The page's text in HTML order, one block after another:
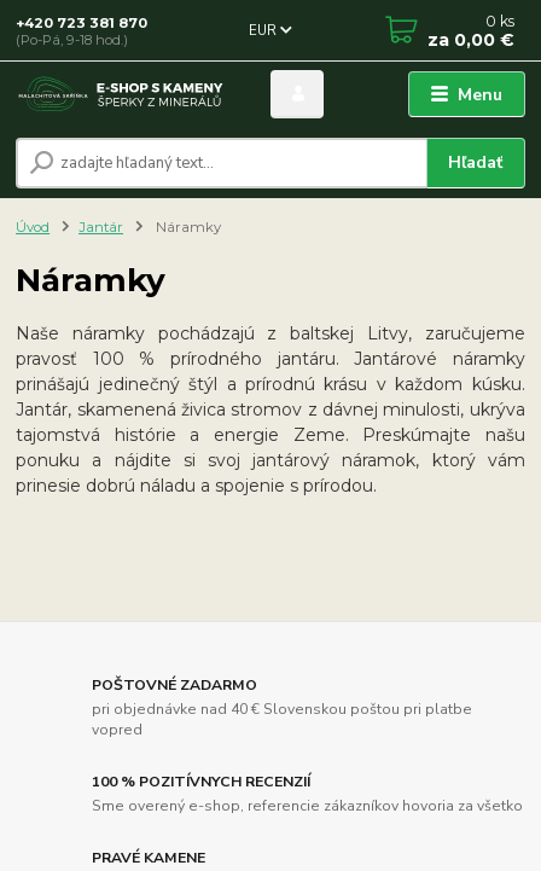
Menu
EUR
Hľadať
+420 723 381 870
(Po-Pá, 9-18 hod.)
0 ks
za 0,00 €
Úvod Jantár Náramky
Náramky
Naše náramky pochádzajú z baltskej Litvy, zaručujeme
pravosť 100 % prírodného jantáru. Jantárové náramky
prinášajú jedinečný štýl a prírodnú krásu v každom kúsku.
Jantár, skamenená živica stromov z dávnej minulosti, ukrýva
tajomstvá histórie a energie Zeme. Preskúmajte našu
ponuku a nájdite si svoj jantárový náramok, ktorý vám
prinesie dobrú náladu a spojenie s prírodou.
POŠTOVNÉ ZADARMO
pri objednávke nad 40 € Slovenskou poštou pri platbe
vopred
100 % POZITÍVNYCH RECENZIÍ
Sme overený e-shop, referencie zákazníkov hovoria za všetko
PRAVÉ KAMENE